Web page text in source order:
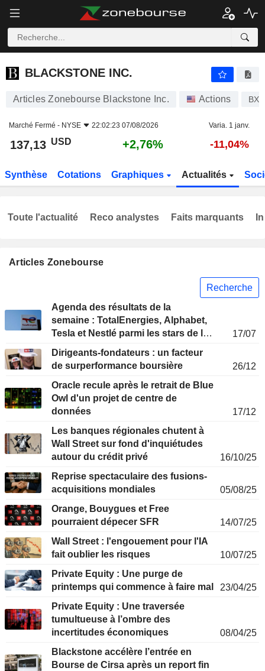
BLACKSTONE INC.
BLACKSTONE INC.
Articles Zonebourse Blackstone Inc. Actions BX
Marché Fermé - NYSE 22:02:23 07/08/2026 Varia. 1 janv.
137,13 USD +2,76% -11,04%
Synthèse Cotations Graphiques Actualités
Articles Zonebourse
Recherche
Agenda des résultats de la
semaine : TotalEnergies, Alphabet,
Tesla et Nestlé parmi les stars de la
17/07
Dirigeants-fondateurs : un facteur
de surperformance boursière
26/12
Oracle recule après le retrait de Blue
Owl d'un projet de centre de
données
17/12
Les banques régionales chutent à
Wall Street sur fond d'inquiétudes
autour du crédit privé
16/10/25
Reprise spectaculaire des fusions-
acquisitions mondiales
05/08/25
Orange, Bouygues et Free
pourraient dépecer SFR
14/07/25
Wall Street : l'engouement pour l'IA
fait oublier les risques
10/07/25
Private Equity : Une purge de
printemps qui commence à faire mal
23/04/25
Private Equity : Une traversée
tumultueuse à l’ombre des
incertitudes économiques
08/04/25
Blackstone accélère l’entrée en
Bourse de Cirsa après un report fin
Toute l'actualité Reco analystes Faits marquants